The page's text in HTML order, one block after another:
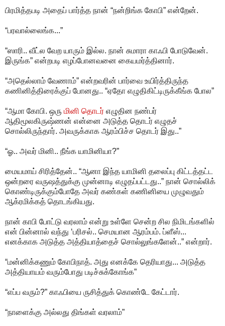
பிரமித்தபடி அதைப் பார்த்த நான் “நன்றிங்க கோபி” என்றேன்.
“பரவால்லைங்க...”
“ஸாரி.. வீட்ல வேற யாரும் இல்ல. நான் சுமாரா காஃபி போடுவேன்.
இருங்க” என்றபடி எழப்போனவனை கையமர்த்தினார்.
“அதெல்லாம் வேணாம்” என்றவரின் பார்வை உயிர்த்திருந்த
கணினித்திரைக்குப் போனது.. “ஏதோ எழுதிகிட்டிருக்கீங்க போல”
“ஆமா கோபி. ஒரு மினி தொடர் எழுதின நண்பர்
ஆதிமூலகிருஷ்ணன் என்னை அடுத்த தொடர் எழுதச்
சொல்லிருந்தார். அவருக்காக ஆரம்பிச்ச தொடர் இது..”
“ஓ.. அவர் மினி.. நீங்க யாமினியா?”
மையமாய் சிரித்தேன்.. “ஆனா இந்த யாமினி தலைப்பு கிட்டத்தட்ட
ஒன்றரை வருஷத்துக்கு முன்னாடி எழுதப்பட்டது..” நான் சொல்லிக்
கொண்டிருக்கும்போதே அவர் கண்கள் கணினியை முழுவதும்
ஆக்ரமிக்கத் தொடங்கியது.
நான் காபி போட்டு வரலாம் என்று உள்ளே சென்ற சில நிமிடங்களில்
என் பின்னால் வந்து ‘பரிசல்.. செமயான ஆரம்பம். ப்ளீஸ்...
எனக்காக அடுத்த அத்தியாத்தைச் சொல்லுங்களேன்..” என்றார்.
“மன்னிக்கணும் கோபிநாத். அது எனக்கே தெரியாது... அடுத்த
அத்தியாயம் வரும்போது படிச்சுக்கோங்க”
“எப்ப வரும்?” காஃபியை ருசித்துக் கொண்டே கேட்டார்.
“நாளைக்கு அல்லது திங்கள் வரலாம்”